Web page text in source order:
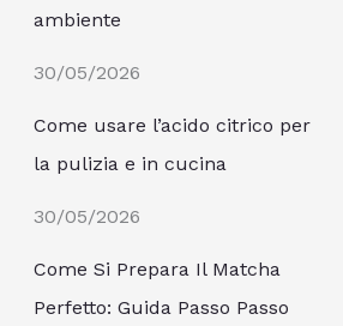
ambiente
30/05/2026
Come usare l’acido citrico per
la pulizia e in cucina
30/05/2026
Come Si Prepara Il Matcha
Perfetto: Guida Passo Passo